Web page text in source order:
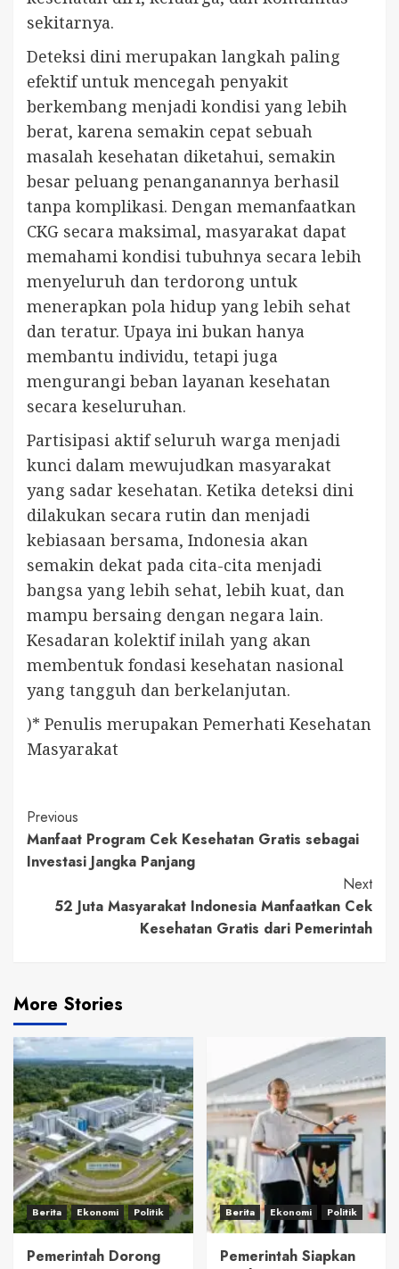
sekitarnya.
Deteksi dini merupakan langkah paling
efektif untuk mencegah penyakit
berkembang menjadi kondisi yang lebih
berat, karena semakin cepat sebuah
masalah kesehatan diketahui, semakin
besar peluang penanganannya berhasil
tanpa komplikasi. Dengan memanfaatkan
CKG secara maksimal, masyarakat dapat
memahami kondisi tubuhnya secara lebih
menyeluruh dan terdorong untuk
menerapkan pola hidup yang lebih sehat
dan teratur. Upaya ini bukan hanya
membantu individu, tetapi juga
mengurangi beban layanan kesehatan
secara keseluruhan.
Partisipasi aktif seluruh warga menjadi
kunci dalam mewujudkan masyarakat
yang sadar kesehatan. Ketika deteksi dini
dilakukan secara rutin dan menjadi
kebiasaan bersama, Indonesia akan
semakin dekat pada cita-cita menjadi
bangsa yang lebih sehat, lebih kuat, dan
mampu bersaing dengan negara lain.
Kesadaran kolektif inilah yang akan
membentuk fondasi kesehatan nasional
yang tangguh dan berkelanjutan.
)* Penulis merupakan Pemerhati Kesehatan
Masyarakat
Continue
Reading
Previous
Manfaat Program Cek Kesehatan Gratis sebagai
Investasi Jangka Panjang
Next
52 Juta Masyarakat Indonesia Manfaatkan Cek
Kesehatan Gratis dari Pemerintah
More Stories
Berita Ekonomi Politik
Pemerintah Dorong
Berita Ekonomi Politik
Pemerintah Siapkan